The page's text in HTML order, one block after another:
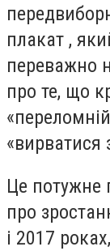
плакат ,
переважно
про те, що
«вирватися
Це потужне
про
і 2017